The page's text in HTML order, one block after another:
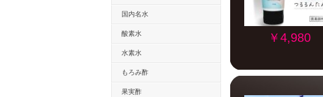
国内名水
酸素水
水素水
もろみ酢
果実酢
￥4,980